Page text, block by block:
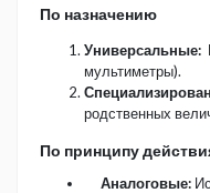
По назначению
Универсальные:
мультиметры).
родственных
По принципу
Аналоговые: